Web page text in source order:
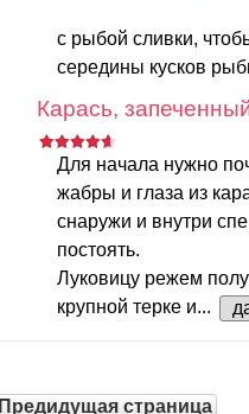
с рыбой сливки,
середины кусков
Карась,
Для начала нужно
жабры и глаза из
снаружи и внутри
постоять.
Луковицу режем
крупной терке и...
Предидущая страница